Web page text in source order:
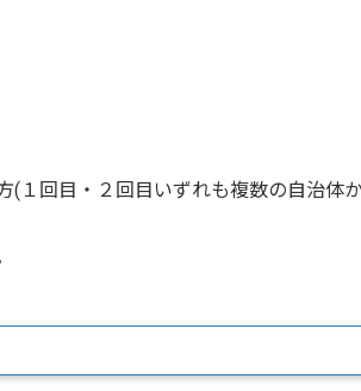
１回目・２回目いずれも複数の自治体